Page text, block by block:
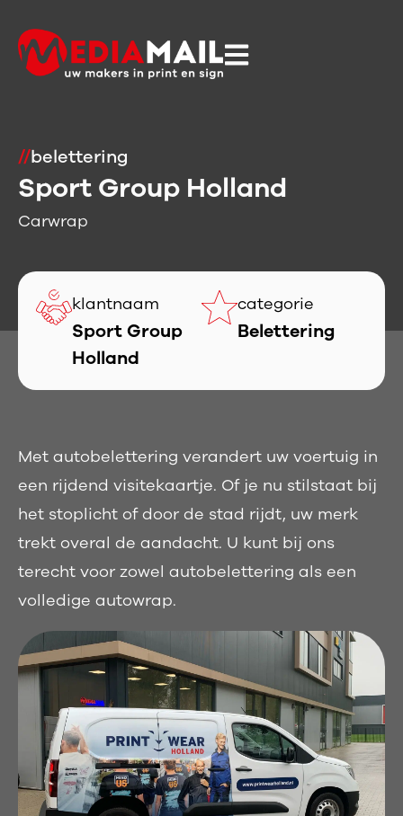
//belettering
Sport Group Holland
Carwrap
klantnaam
Sport Group
Holland
categorie
Belettering
Met autobelettering verandert uw voertuig in
een rijdend visitekaartje. Of je nu stilstaat bij
het stoplicht of door de stad rijdt, uw merk
trekt overal de aandacht. U kunt bij ons
terecht voor zowel autobelettering als een
volledige autowrap.